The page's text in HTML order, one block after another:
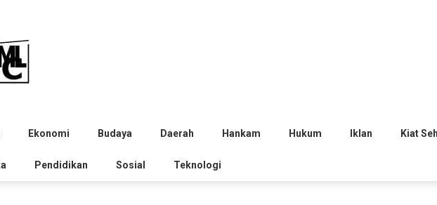
Ekonomi Budaya Daerah Hankam Hukum Iklan Kiat
Pendidikan Sosial Teknologi